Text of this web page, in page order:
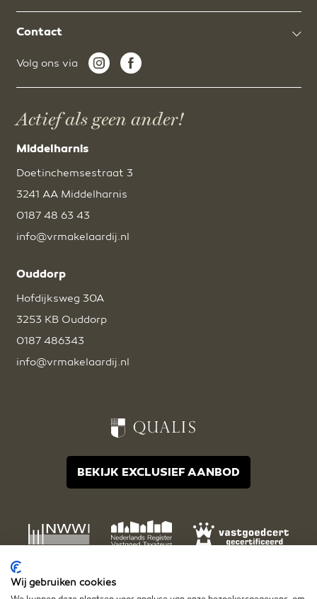
Contact
Volg ons via
Actief als geen ander!
Middelharnis
Doetinchemsestraat 3
3241 AA Middelharnis
0187 48 63 43
info@vrmakelaardij.nl
Ouddorp
Hofdijksweg 30A
3253 KB Ouddorp
0187 486343
info@vrmakelaardij.nl
BEKIJK EXCLUSIEF AANBOD
Wij gebruiken cookies